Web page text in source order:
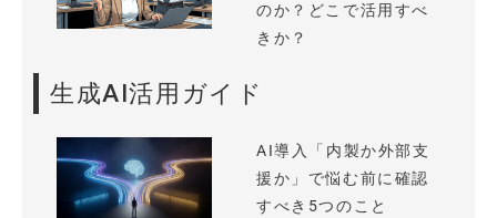
のか？どこで活用すべ
きか？
生成AI活用ガイド
AI導入「内製か外部支
援か」で悩む前に確認
すべき5つのこと